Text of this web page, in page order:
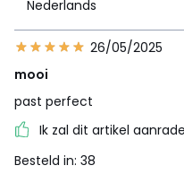
Nederlands
26/05/2025
mooi
past perfect
Ik zal dit artikel
Besteld in: 38